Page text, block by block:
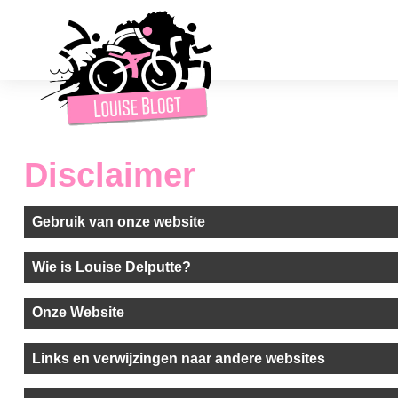
Disclaimer
Gebruik van onze website
Wie is Louise Delputte?
Onze Website
Links en verwijzingen naar andere websites